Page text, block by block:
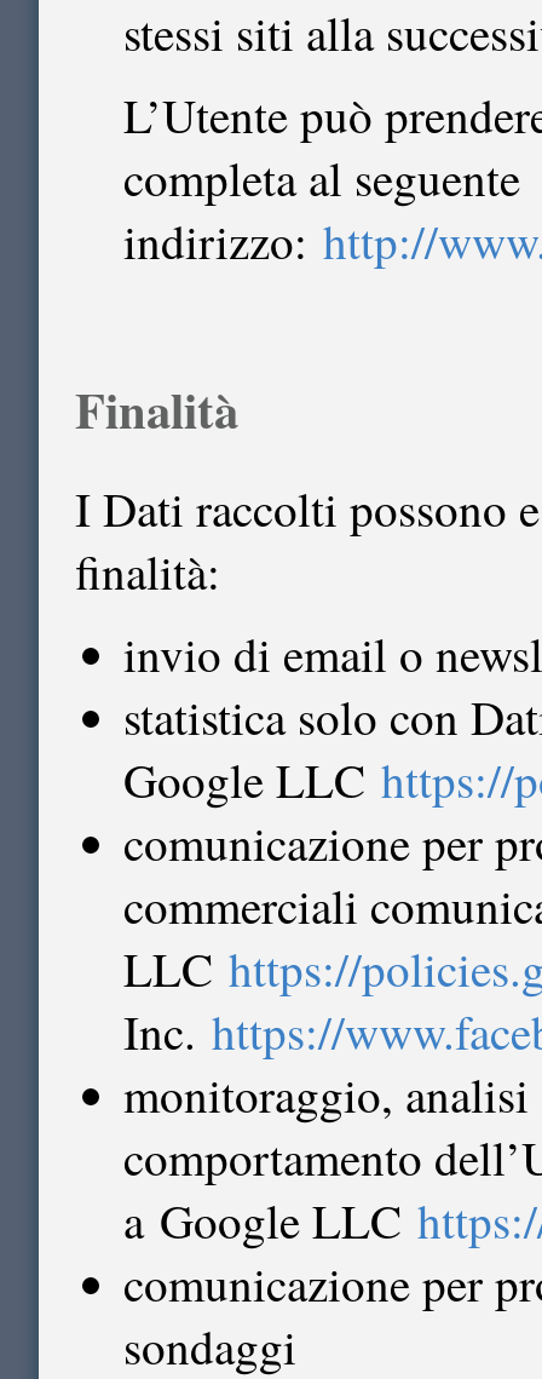
stessi siti alla
L’Utente può
completa al seguente
indirizzo: http://
Finalità
I Dati raccolti possono
finalità:
invio di email o
statistica solo con
Google LLC https://
comunicazione per
commerciali
LLC https://
Inc. https://
monitoraggio, analisi
comportamento
a Google LLC
comunicazione per
sondaggi